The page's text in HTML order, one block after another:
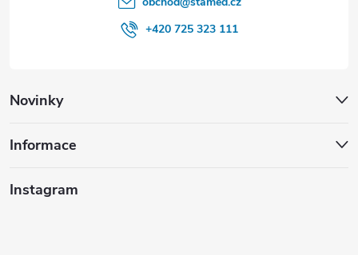
Novinky
Informace
Instagram
+420 725 323 111